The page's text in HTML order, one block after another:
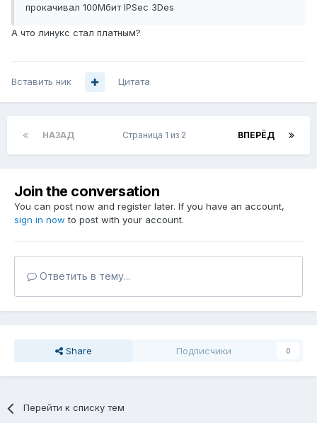
прокачивал 100Мбит IPSec 3Des
А что линукс стал платным?
Вставить ник Цитата
НАЗАД ВПЕРЁД
Страница 1 из 2
Join the conversation
You can post now and register later. If you have an account,
sign in now to post with your account.
Ответить в тему...
Share Подписчики 0
Перейти к списку тем